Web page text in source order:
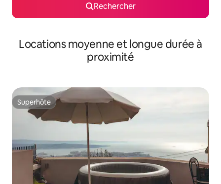
Rechercher
Locations moyenne et longue durée à
proximité
Superhôte
Superhôte